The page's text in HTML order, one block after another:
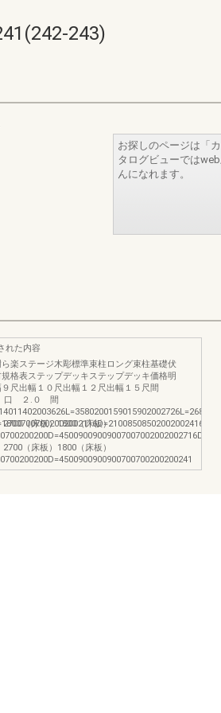
243)
お探しのページは「
タログビューでは
んになれます。
れた内容
楽ステージ木彫標準束柱ロング束柱基礎伏
格表ステップデッキステップデッキ価格明
尺出幅１０尺出幅１２尺出幅１５尺間
２.０ 間
2700（床板）1800（床板）
（床板）1800（床板）